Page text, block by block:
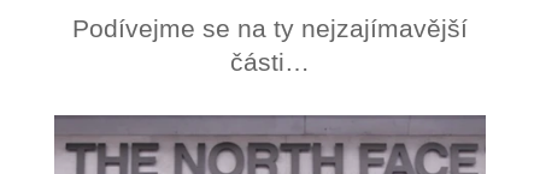
Podívejme se na ty nejzajímavější
části…